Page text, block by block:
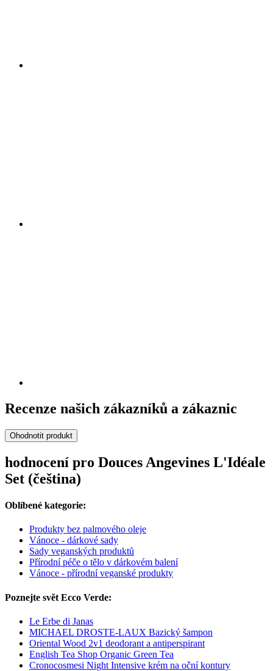
Recenze našich zákazníků a zákaznic
Ohodnotit produkt
hodnocení pro Douces Angevines L'Idéale
Set (čeština)
Oblíbené kategorie:
Produkty bez palmového oleje
Vánoce - dárkové sady
Sady veganských produktů
Přírodní péče o tělo v dárkovém balení
Vánoce - přírodní veganské produkty
Poznejte svět Ecco Verde:
Le Erbe di Janas
MICHAEL DROSTE-LAUX Bazický šampon
Oriental Wood 2v1 deodorant a antiperspirant
English Tea Shop Organic Green Tea
Cronocosmesi Night Intensive krém na oční kontury